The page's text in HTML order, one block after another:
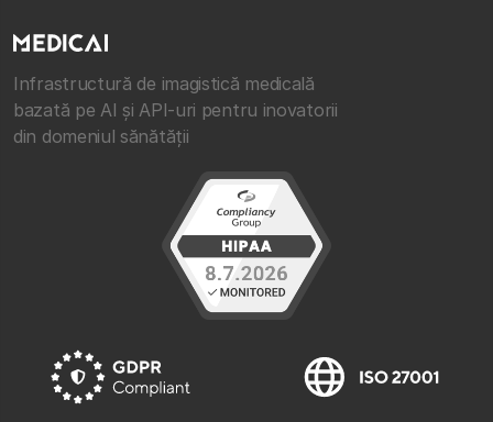
Infrastructură de imagistică medicală
bazată pe AI și API-uri pentru inovatorii
din domeniul sănătății